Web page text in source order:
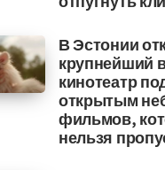
В Эстонии
крупнейший
кинотеатр
открытым
фильмов,
нельзя